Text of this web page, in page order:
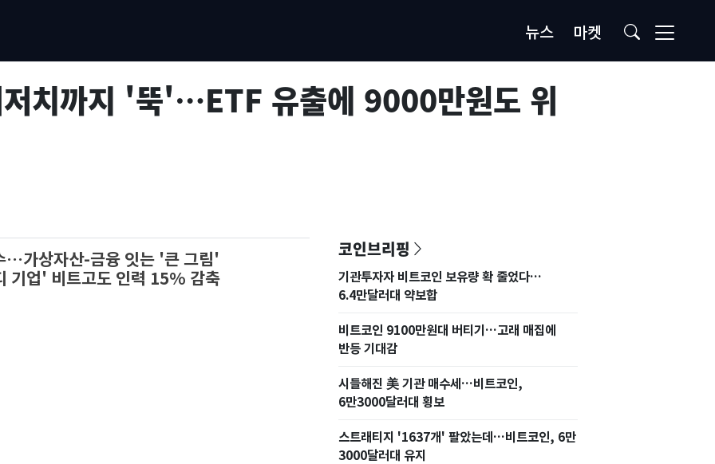
뉴스 마켓
저치까지 '뚝'…ETF 유출에 9000만원도 위
…가상자산-금융 잇는 '큰 그림'
기업' 비트고도 인력 15% 감축
코인브리핑
기관투자자 비트코인 보유량 확 줄었다…
6.4만달러대 약보합
비트코인 9100만원대 버티기…고래 매집에
반등 기대감
시들해진 美 기관 매수세…비트코인,
6만3000달러대 횡보
스트래티지 '1637개' 팔았는데…비트코인, 6만
3000달러대 유지